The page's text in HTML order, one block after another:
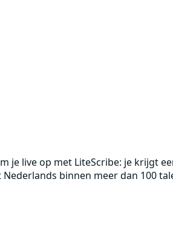
je live op met LiteScribe: je krijgt
binnen meer dan 100